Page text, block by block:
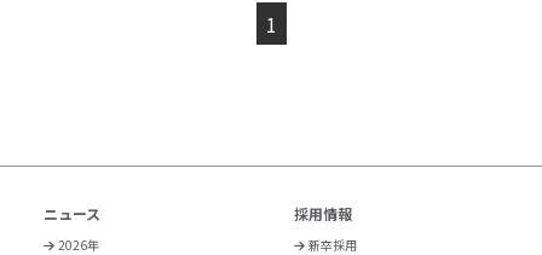
1
ニュース
2026年
採用情報
新卒採用